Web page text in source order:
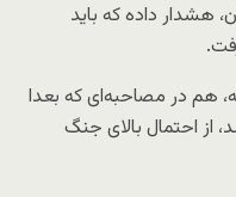
هشدار داده که باید
هم در مصاحبه‌ای که بعدا
احتمال بالای جنگ